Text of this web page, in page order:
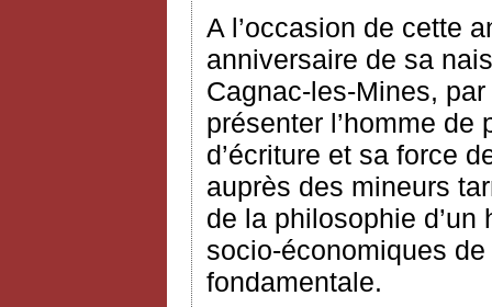
A l’occasion de cette
anniversaire de sa
Cagnac-les-Mines,
présenter l’homme
d’écriture et sa force
auprès des mineurs
de la philosophie
socio-économiques
fondamentale.